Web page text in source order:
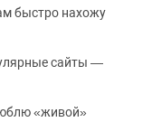
быстро нахожу
сайты —
«живой»